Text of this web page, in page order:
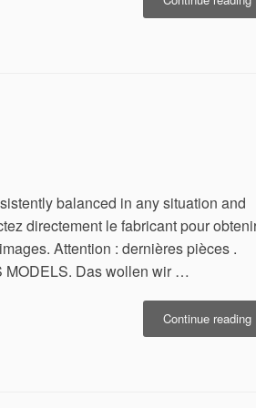
balanced in any situation and
directement le fabricant pour
Attention : dernières pièces .
MODELS. Das wollen wir …
Continue reading